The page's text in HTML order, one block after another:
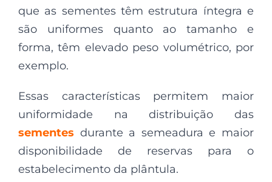
que as sementes têm estrutura íntegra e
são uniformes quanto ao tamanho e
forma, têm elevado peso volumétrico, por
exemplo.
Essas características permitem maior
uniformidade na distribuição das
sementes durante a semeadura e maior
disponibilidade de reservas para o
estabelecimento da plântula.